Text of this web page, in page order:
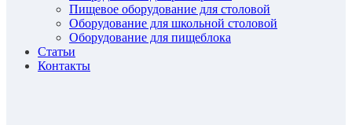
Пищевое оборудование для столовой
Оборудование для школьной столовой
Оборудование для пищеблока
Статьи
Контакты